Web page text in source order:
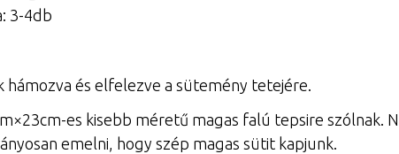
3-4db
hámozva és elfelezve a sütemény tetejére.
es kisebb méretű magas falú tepsire szólnak.
emelni, hogy szép magas sütit kapjunk.